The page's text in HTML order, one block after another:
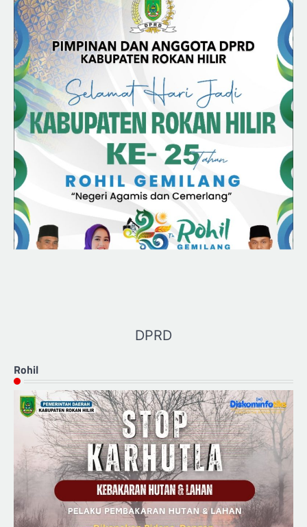
DPRD
Rohil